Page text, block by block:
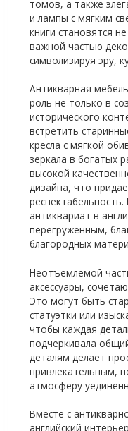
томов, а также
и лампы с мягким
книги становятся
важной частью
символизируя эру,
Антикварная
роль не только в
исторического
встретить
кресла с мягкой
зеркала в богатых
высокой
дизайна, что
антиквариат в
перегруженным,
благородных
Неотъемлемой
аксессуары,
Это могут быть
статуэтки или
чтобы каждая
подчеркивала
деталям делает
привлекательным,
атмосферу
Вместе с
английский